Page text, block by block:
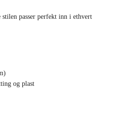
stilen passer perfekt inn i ethvert
og plast